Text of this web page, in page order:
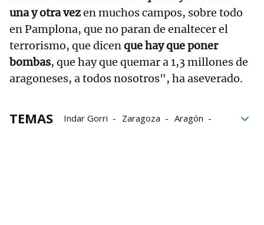
una y otra vezen muchos campos, sobre todo
en Pamplona, que no paran de enaltecer el
terrorismo, que dicenque hay que poner
bombas, que hay que quemar a 1,3 millones de
aragoneses, a todos nosotros", ha aseverado.
TEMAS Indar Gorri Zaragoza
Aragón